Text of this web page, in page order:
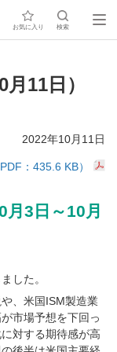
お気に入り 検索
11日）
2022年10月11日
：435.6 KB）
3日～10月
した。
、米国ISM製造業
市場予想を下回っ
対する期待感が高